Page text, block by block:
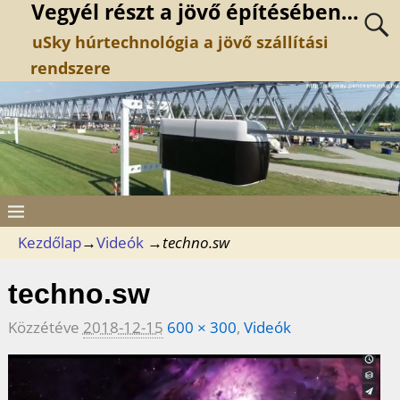
Vegyél részt a jövő építésében…
uSky húrtechnológia a jövő szállítási
rendszere
Kezdőlap→Videók →techno.sw
techno.sw
Közzétéve 2018-12-15 600 × 300, Videók